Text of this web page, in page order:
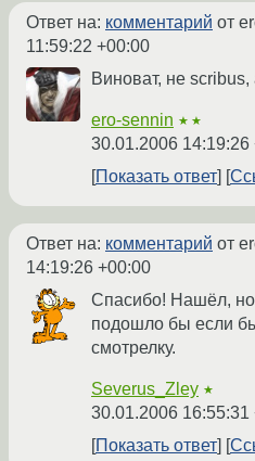
Ответ на: комментарий от
11:59:22 +00:00
Виноват, не
ero-sennin ★★
30.01.2006 14:19:26
Показать ответ
Ответ на: комментарий от
14:19:26 +00:00
Спасибо! Нашёл, но
подошло бы если
смотрелку.
Severus_Zley ★
30.01.2006 16:55:31
Показать ответ